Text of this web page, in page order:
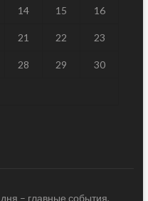
14 15 16
21 22 23
28 29 30
– главные события,